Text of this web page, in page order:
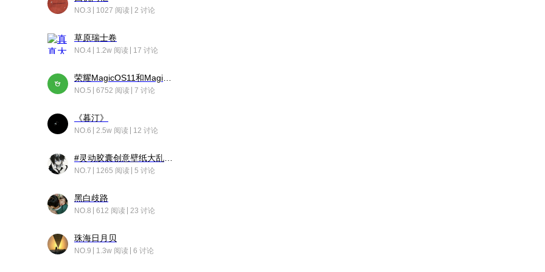
NO.3 1027 阅读 2 讨论
草原瑞士卷
NO.4 1.2w 阅读 17 讨论
NO.5 6752 阅读 7 讨论
《暮汀》
NO.6 2.5w 阅读 12 讨论
NO.7 1265 阅读 5 讨论
黑白歧路
NO.8 612 阅读 23 讨论
珠海日月贝
NO.9 1.3w 阅读 6 讨论